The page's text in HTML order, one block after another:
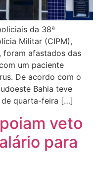
da 38ª
Militar (CIPM),
foram afastados das
um paciente
De acordo com o
Bahia teve
de quarta-feira […]
veto
para